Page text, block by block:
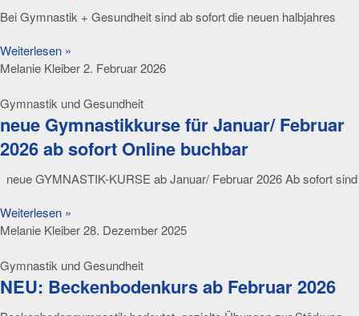
Bei Gymnastik + Gesundheit sind ab sofort die neuen halbjahres
Weiterlesen »
Melanie Kleiber2. Februar 2026
Gymnastik und Gesundheit
neue Gymnastikkurse für Januar/ Februar
2026 ab sofort Online buchbar
neue GYMNASTIK-KURSE ab Januar/ Februar 2026 Ab sofort sind
Weiterlesen »
Melanie Kleiber28. Dezember 2025
Gymnastik und Gesundheit
NEU: Beckenbodenkurs ab Februar 2026